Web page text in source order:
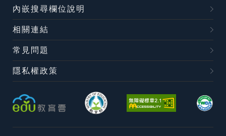
內嵌搜尋欄位說明
相關連結
常見問題
隱私權政策